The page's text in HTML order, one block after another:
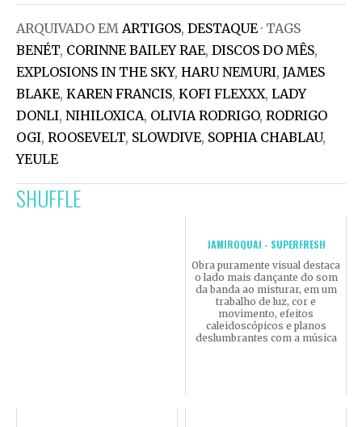
ARQUIVADO EM ARTIGOS, DESTAQUE · TAGS
BENÉT, CORINNE BAILEY RAE, DISCOS DO MÊS,
EXPLOSIONS IN THE SKY, HARU NEMURI, JAMES
BLAKE, KAREN FRANCIS, KOFI FLEXXX, LADY
DONLI, NIHILOXICA, OLIVIA RODRIGO, RODRIGO
OGI, ROOSEVELT, SLOWDIVE, SOPHIA CHABLAU,
YEULE
SHUFFLE
JAMIROQUAI - SUPERFRESH
Obra puramente visual destaca
o lado mais dançante do som
da banda ao misturar, em um
trabalho de luz, cor e
movimento, efeitos
caleidoscópicos e planos
deslumbrantes com a música